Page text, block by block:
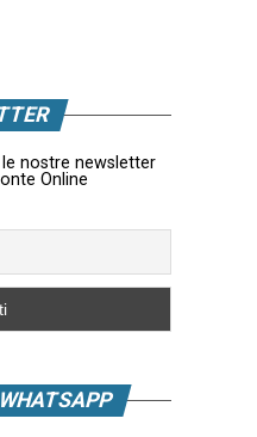
nostre newsletter
Online